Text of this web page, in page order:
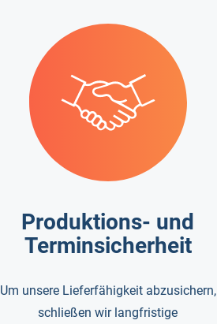
Produktions- und
Terminsicherheit
Um unsere Lieferfähigkeit abzusichern,
schließen wir langfristige